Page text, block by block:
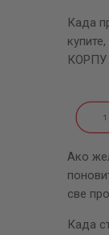
Када
КОРПУ
Ако
све
Када